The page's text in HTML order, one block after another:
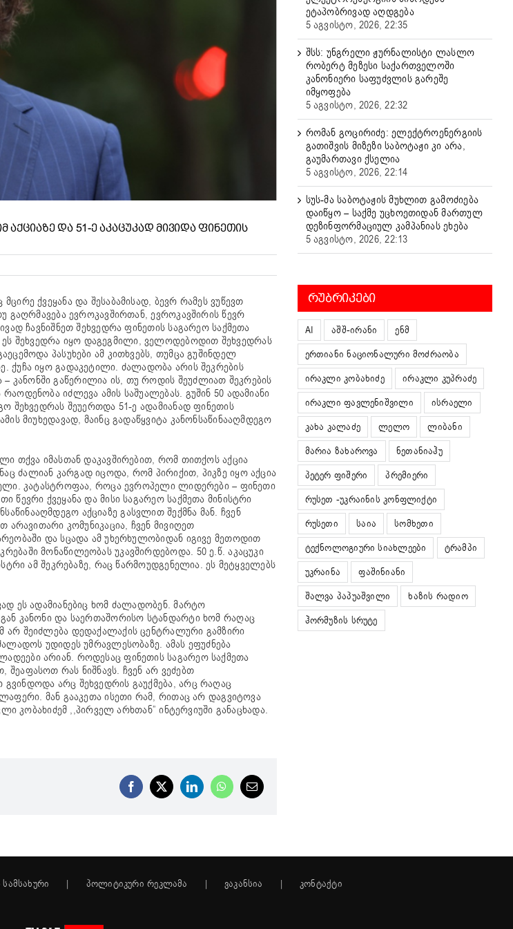
ᲓᲐ 51-Ე ᲐᲙᲐᲪᲣᲙᲐᲓ ᲛᲘᲕᲘᲓᲐ ᲤᲘᲜᲔᲗᲘᲡ
ქვეყანა და შესაბამისად, ბევრ რამეს ვუწევთ
გაღრმავება ევროკავშირთან, ევროკავშირის წევრ
ჩავნიშნეთ შეხვედრა ფინეთის საგარეო საქმეთა
შეხვედრა იყო დაგეგმილი, ველოდებოდით შეხვედრას
პასუხები ამ კითხვებს, თუმცა გუშინდელ
ქუჩა იყო გადაკეტილი. ძალადობა არის შეკრების
კანონში გაწერილია ის, თუ როდის შეუძლიათ შეკრების
იძლევა ამის საშუალებას. გუშინ 50 ადამიანი
შეხვედრას შეუერთდა 51-ე ადამიანად ფინეთის
მიუხედავად, მაინც გადაწყვიტა კანონსაწინააღმდეგო
თქვა იმასთან დაკავშირებით, რომ თითქოს აქცია
ძალიან კარგად იცოდა, რომ პირიქით, პიკზე იყო აქცია
კატასტროფაა, როცა ევროპელი ლიდერები – ფინეთი
ქვეყანა და მისი საგარეო საქმეთა მინისტრი
აქციაზე გასვლით შექმნა მან. ჩვენ
არავითარი კომუნიკაცია, ჩვენ მივიღეთ
და სცადა ამ უხერხულობიდან იგივე მეთოდით
მონაწილეობას უკავშირდებოდა. 50 ე.წ. აკაცუკი
ამ შეკრებაზე, რაც წარმოუდგენელია. ეს მეტყველებს
ეს ადამიანებიც ხომ ძალადობენ. მარტო
კანონი და საერთაშორისო სტანდარტი ხომ რაღაც
არ შეიძლება დედაქალაქის ცენტრალური გამზირი
უდიდეს უმრავლესობაზე. ამას ეფუძნება
არიან. როდესაც ფინეთის საგარეო საქმეთა
რას ნიშნავს. ჩვენ არ ვეძებთ
არც შეხვედრის გაუქმება, არც რაღაც
მან გააკეთა ისეთი რამ, რითაც არ დაგვიტოვა
კობახიძემ ,,პირველ არხთან” ინტერვიუში განაცხადა.
Facebook
X LinkedInWhatsApp
Email
ეტაპობრივად აღდგება
5 აგვისტო, 2026, 22:35
შსს: უნგრელი ჟურნალისტი ლასლო
რობერტ მეზესი საქართველოში
კანონიერი საფუძვლის გარეშე
იმყოფება
5 აგვისტო, 2026, 22:32
რომან გოცირიძე: ელექტროენერგიის
გათიშვის მიზეზი საბოტაჟი კი არა,
გაუმართავი ქსელია
5 აგვისტო, 2026, 22:14
სუს-მა საბოტაჟის მუხლით გამოძიება
დაიწყო – საქმე უცხოეთიდან მართულ
დეზინფორმაციულ კამპანიას ეხება
5 აგვისტო, 2026, 22:13
ᲠᲣᲑᲠᲘᲙᲔᲑᲘ
AI აშშ-ირანი
ენმ
ერთიანი ნაციონალური მოძრაობა
ირაკლი კობახიძე
ირაკლი კუპრაძე
ირაკლი ფავლენიშვილი
ისრაელი
კახა კალაძე
ლელო
ლიბანი
მარია ზახაროვა
ნეთანიაჰუ
პეტერ ფიშერი
პრემიერი
რუსეთ -უკრაინის კონფლიქტი
რუსეთი
საია
სომხეთი
ტექნოლოგიური სიახლეები
ტრამპი
უკრაინა
ფაშინიანი
შალვა პაპუაშვილი
ხაზის რადიო
ჰორმუზის სრუტე
პოლიტიკური რეკლამა ვაკანსია კონტაქტი